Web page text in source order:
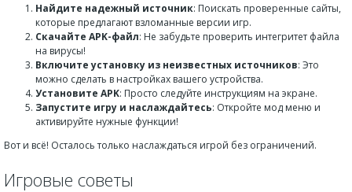
Найдите надежный источник: Поискать проверенные сайты,
которые предлагают взломанные версии игр.
Скачайте APK-файл: Не забудьте проверить интегритет файла
на вирусы!
Включите установку из неизвестных источников: Это
можно сделать в настройках вашего устройства.
Установите APK: Просто следуйте инструкциям на экране.
Запустите игру и наслаждайтесь: Откройте мод меню и
активируйте нужные функции!
Вот и всё! Осталось только наслаждаться игрой без ограничений.
Игровые советы